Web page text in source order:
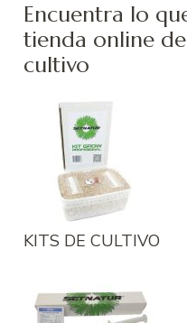
Encuentra lo
tienda online
cultivo
KITS DE CULTIVO